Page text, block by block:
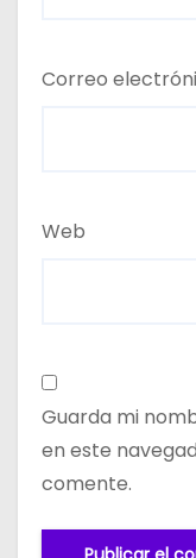
Correo
Web
Guarda mi
en este
comente.